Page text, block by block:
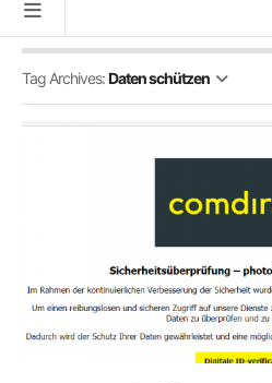
Tag Archives:Daten schützen